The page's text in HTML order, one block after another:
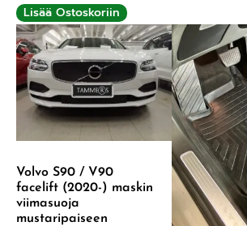
Lisää Ostoskoriin
Volvo S90 / V90
facelift (2020-) maskin
viimasuoja
mustaripaiseen